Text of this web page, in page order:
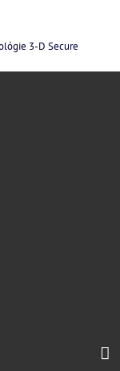
3-D Secure